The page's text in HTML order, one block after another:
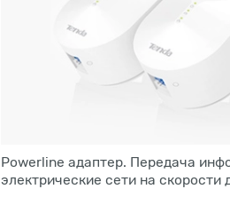
Powerline адаптер. Передача
электрические сети на скорости